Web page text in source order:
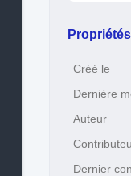
Créé le
Dernière
Auteur
Dernier